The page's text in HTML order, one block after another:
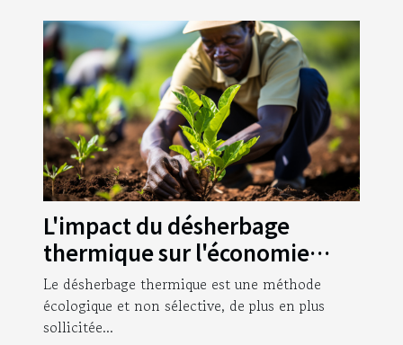
L'impact du désherbage
thermique sur l'économie
agricole mondiale
Le désherbage thermique est une méthode
écologique et non sélective, de plus en plus
sollicitée...